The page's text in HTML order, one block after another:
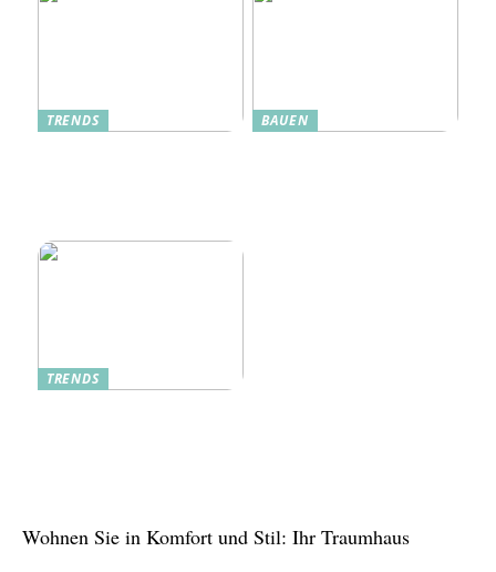
TRENDS BAUEN
TRENDS
Wohnen Sie in Komfort und Stil: Ihr Traumhaus